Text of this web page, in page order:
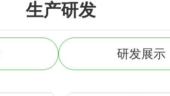
生产研发
研发展示